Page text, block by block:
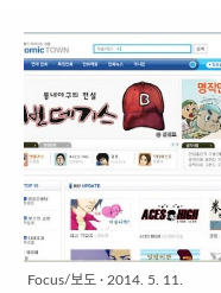
Focus/보도 · 2014. 5. 11.